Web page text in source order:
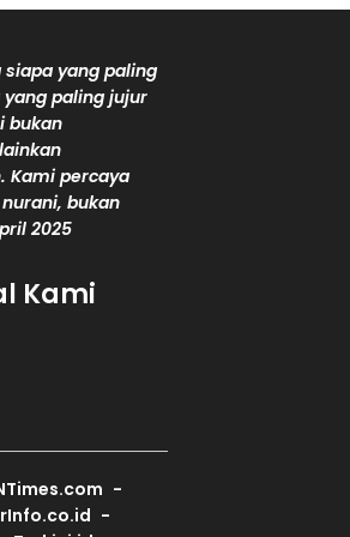
yang paling
paling jujur
bukan
Kami percaya
bukan
2025
Kami